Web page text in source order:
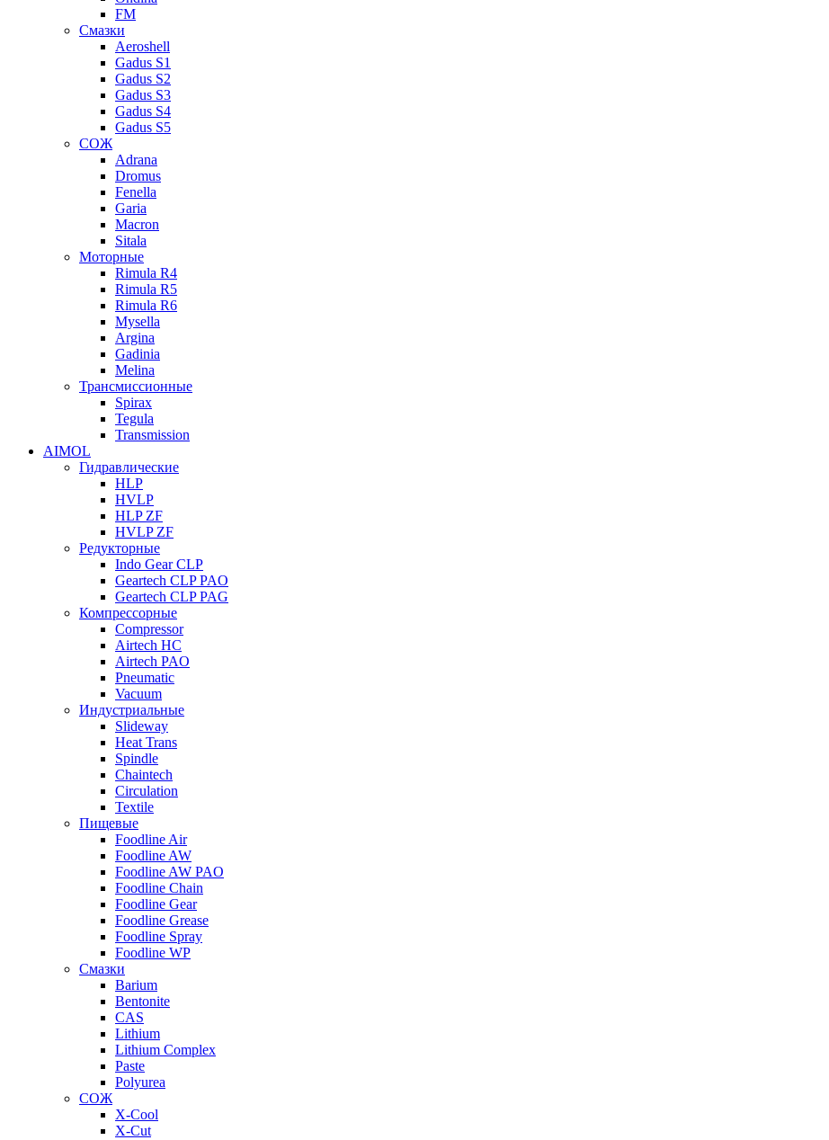
FM
Смазки
Aeroshell
Gadus S1
Gadus S2
Gadus S3
Gadus S4
Gadus S5
СОЖ
Adrana
Dromus
Fenella
Garia
Macron
Sitala
Моторные
Rimula R4
Rimula R5
Rimula R6
Mysella
Argina
Gadinia
Melina
Трансмиссионные
Spirax
Tegula
Transmission
AIMOL
Гидравлические
HLP
HVLP
HLP ZF
HVLP ZF
Редукторные
Indo Gear CLP
Geartech CLP PAO
Geartech CLP PAG
Компрессорные
Compressor
Airtech HC
Airtech PAO
Pneumatic
Vacuum
Индустриальные
Slideway
Heat Trans
Spindle
Chaintech
Circulation
Textile
Пищевые
Foodline Air
Foodline AW
Foodline AW PAO
Foodline Chain
Foodline Gear
Foodline Grease
Foodline Spray
Foodline WP
Смазки
Barium
Bentonite
CAS
Lithium
Lithium Complex
Paste
Polyurea
СОЖ
X-Cool
X-Cut